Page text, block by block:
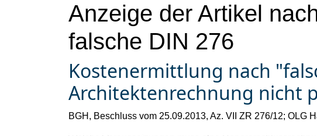
Anzeige der Artikel
falsche DIN 276
Kostenermittlung nach
Architektenrechnung nicht
BGH, Beschluss vom 25.09.2013, Az. VII ZR 276/12; OLG